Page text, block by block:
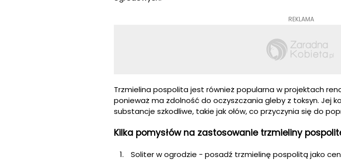
REKLAMA
Trzmielina pospolita jest również popularna w projektach
ponieważ ma zdolność do oczyszczania gleby z toksyn. Jej
substancje szkodliwe, takie jak ołów, co przyczynia się do
Kilka pomysłów na zastosowanie trzmieliny
Soliter w ogrodzie - posadź trzmielinę pospolitą jako